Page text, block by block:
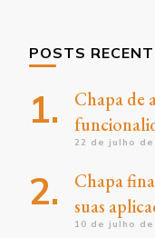
POSTS
Chapa de
22 de julho de
Chapa
suas
10 de julho de